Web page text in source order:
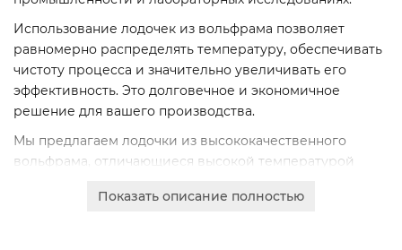
Использование лодочек из вольфрама позволяет
равномерно распределять температуру, обеспечивать
чистоту процесса и значительно увеличивать его
эффективность. Это долговечное и экономичное
решение для вашего производства.
Мы предлагаем лодочки из высококачественного
вольфрама, отличающиеся высокой температурой
химической инертностью. Продукция соответствует
Показать описание полностью